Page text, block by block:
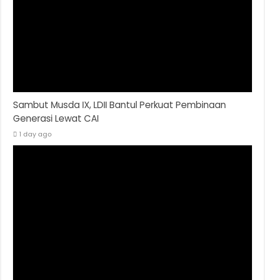
Sambut Musda IX, LDII Bantul Perkuat Pembinaan
Generasi Lewat CAI
1 day ago